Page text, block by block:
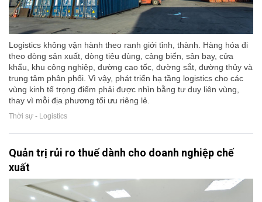
Logistics không vận hành theo ranh giới tỉnh, thành. Hàng hóa đi
theo dòng sản xuất, dòng tiêu dùng, cảng biển, sân bay, cửa
khẩu, khu công nghiệp, đường cao tốc, đường sắt, đường thủy và
trung tâm phân phối. Vì vậy, phát triển hạ tầng logistics cho các
vùng kinh tế trọng điểm phải được nhìn bằng tư duy liên vùng,
thay vì mỗi địa phương tối ưu riêng lẻ.
Thời sự - Logistics
Quản trị rủi ro thuế dành cho doanh nghiệp chế
xuất